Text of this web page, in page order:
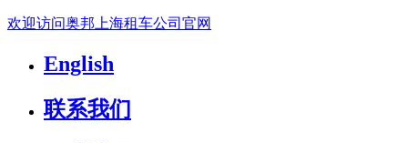
欢迎访问奥邦上海租车公司官网
English
联系我们